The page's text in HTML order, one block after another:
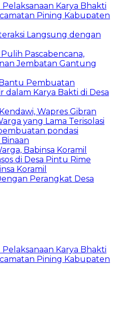
Karya Bhakti
Pining Kabupaten
Langsung dengan
Pascabencana,
Jembatan Gantung
Pembuatan
Karya Bakti di Desa
Wapres Gibran
yang Lama Terisolasi
pondasi
Babinsa Koramil
di Desa Pintu Rime
Koramil
Perangkat Desa
Karya Bhakti
Pining Kabupaten